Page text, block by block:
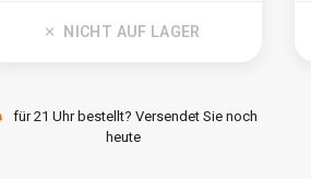
NICHT AUF LAGER
für 21 Uhr bestellt? Versendet Sie noch
heute